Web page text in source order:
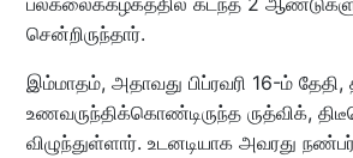
சென்றிருந்தார்.
இம்மாதம், அதாவது பிப்ரவரி 16-ம்
உணவருந்திக்கொண்டிருந்த ருத்விக்,
விழுந்துள்ளார். உடனடியாக அவரது